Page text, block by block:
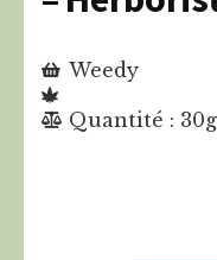
Weedy
Quantité : 30g